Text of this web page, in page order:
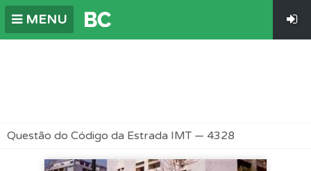
MENU
Questão do Código da Estrada IMT — 4328